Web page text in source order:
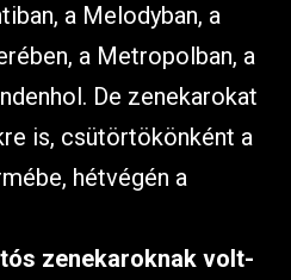
a Melodyban, a
a Metropolban, a
De zenekarokat
is, csütörtökönként a
hétvégén a
zenekaroknak volt-